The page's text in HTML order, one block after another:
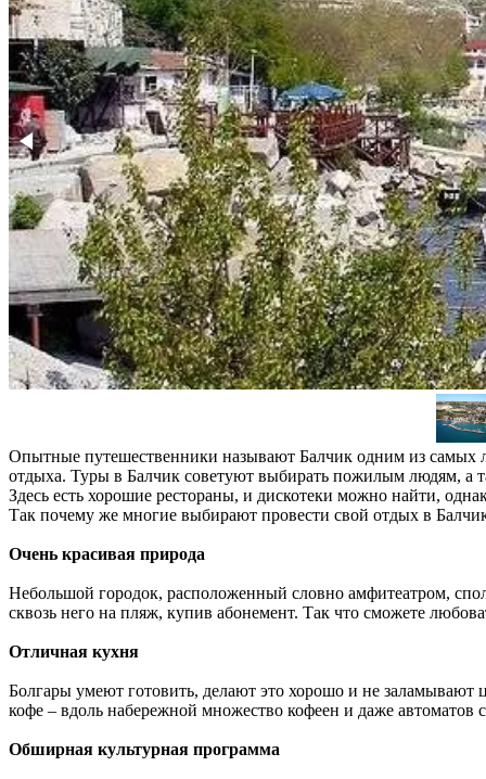
Опытные путешественники называют Балчик одним из самых
отдыха. Туры в Балчик советуют выбирать пожилым людям, а
Здесь есть хорошие рестораны, и дискотеки можно найти,
Так почему же многие выбирают провести свой отдых в
Очень красивая природа
Небольшой городок, расположенный словно амфитеатром,
сквозь него на пляж, купив абонемент. Так что сможете
Отличная кухня
Болгары умеют готовить, делают это хорошо и не
кофе – вдоль набережной множество кофеен и даже автоматов
Обширная культурная программа